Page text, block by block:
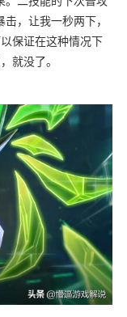
，让我一秒两下，
保证在这种情况下
就没了。